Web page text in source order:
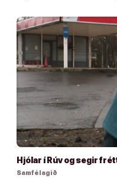
Hjólar í Rúv og segir
Samfélagið